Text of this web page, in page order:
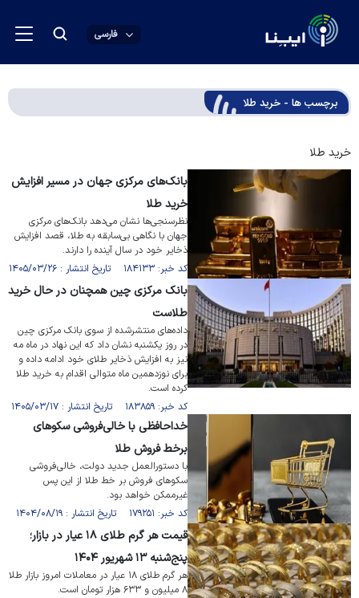
فارسی
برچسب ها - خرید طلا
خرید طلا
بانک‌های مرکزی جهان در مسیر افزایش
خرید طلا
نظرسنجی‌ها نشان می‌دهد بانک‌های مرکزی
جهان با نگاهی بی‌سابقه به طلا، قصد افزایش
ذخایر خود در سال آینده را دارند.
کد خبر: ۱۸۴۱۳۳ تاریخ انتشار : ۱۴۰۵/۰۳/۲۶
بانک مرکزی چین همچنان در حال خرید
طلاست
داده‌های منتشرشده از سوی بانک مرکزی چین
در روز یکشنبه نشان داد که این نهاد در ماه مه
نیز به افزایش ذخایر طلای خود ادامه داده و
برای نوزدهمین ماه متوالی اقدام به خرید طلا
کرده است.
کد خبر: ۱۸۳۸۵۹ تاریخ انتشار : ۱۴۰۵/۰۳/۱۷
خداحافظی با خالی‌فروشی سکو‌های
برخط فروش طلا
با دستورالعمل جدید دولت، خالی‌فروشی
سکو‌های فروش بر خط طلا از این پس
غیرممکن خواهد بود.
کد خبر: ۱۷۹۲۵۱ تاریخ انتشار : ۱۴۰۴/۰۸/۱۹
قیمت هر گرم طلای ۱۸ عیار در بازار؛
پنج‌شنبه ۱۳ شهریور ۱۴۰۴
هر گرم طلای ۱۸ عیار در معاملات امروز بازار طلا
۸ میلیون و ۶۳۳ هزار تومان است.